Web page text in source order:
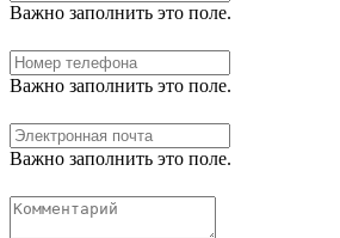
Важно заполнить это поле.
Важно заполнить это поле.
Важно заполнить это поле.